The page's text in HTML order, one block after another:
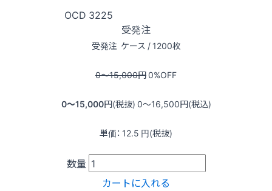
OCD 3225
受発注
受発注 ケース / 1200枚
0〜15,000円0%OFF
0〜15,000円(税抜) 0〜16,500円(税込)
単価： 12.5 円(税抜)
数量
カートに入れる